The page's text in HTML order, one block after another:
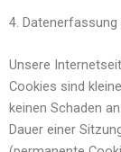
4.
Unsere
Cookies sind
keinen Schaden
Dauer einer